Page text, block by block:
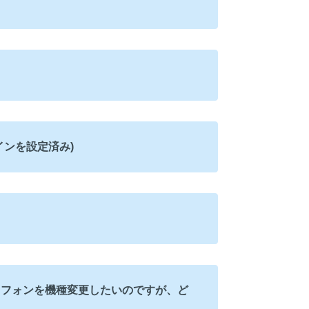
ンを設定済み)
ォンを機種変更したいのですが、ど